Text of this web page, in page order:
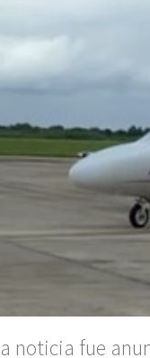
noticia fue